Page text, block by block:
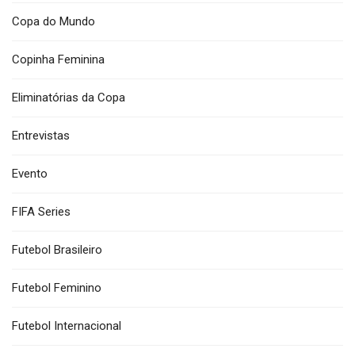
Copa do Mundo
Copinha Feminina
Eliminatórias da Copa
Entrevistas
Evento
FIFA Series
Futebol Brasileiro
Futebol Feminino
Futebol Internacional